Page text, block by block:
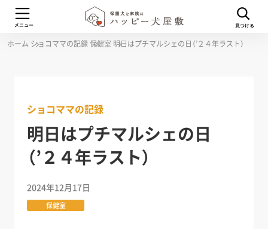
ホーム ショコママの記録保健室 明日はプチマルシェの日（’２４年ラスト）
ショコママの記録
明日はプチマルシェの日
（’２４年ラスト）
2024年12月17日
保健室